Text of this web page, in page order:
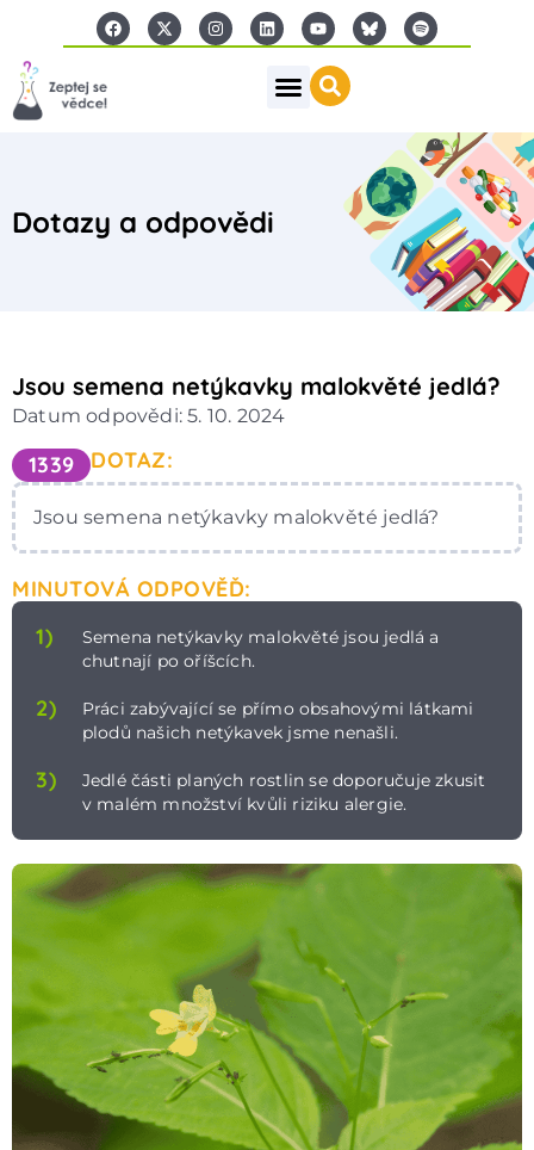
Dotazy a odpovědi
Jsou semena netýkavky malokvěté jedlá?
Datum odpovědi: 5. 10. 2024
1339 DOTAZ:
Jsou semena netýkavky malokvěté jedlá?
MINUTOVÁ ODPOVĚĎ:
1)
Semena netýkavky malokvěté jsou jedlá a
chutnají po oříšcích.
2)
Práci zabývající se přímo obsahovými látkami
plodů našich netýkavek jsme nenašli.
3)
Jedlé části planých rostlin se doporučuje zkusit
v malém množství kvůli riziku alergie.